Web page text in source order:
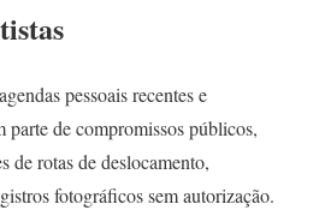
pessoais recentes e
parte de compromissos públicos,
de rotas de deslocamento,
fotográficos sem autorização.